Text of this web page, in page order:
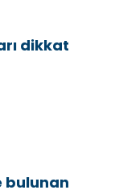
dikkat
bulunan